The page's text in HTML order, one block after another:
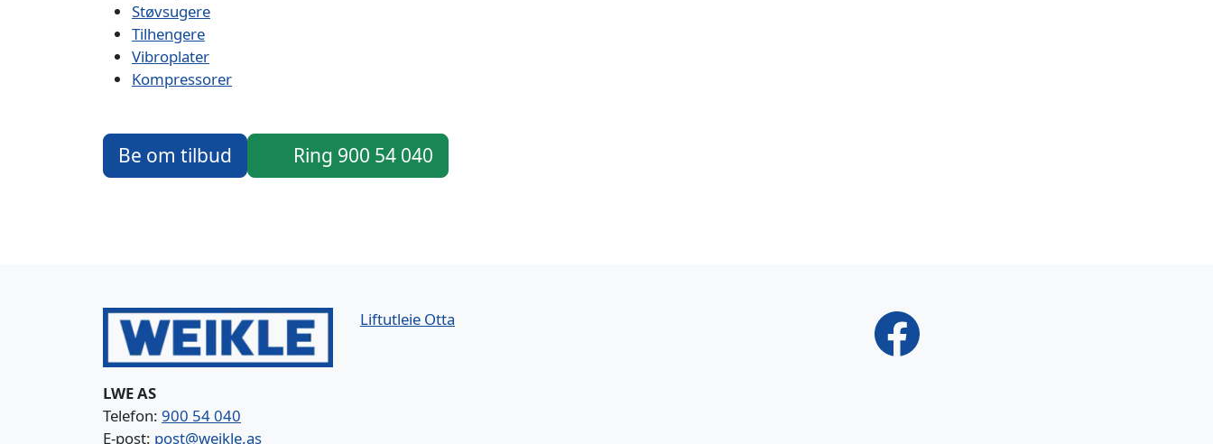
Støvsugere
Tilhengere
Vibroplater
Kompressorer
Be om tilbud Ring 900 54 040
LWE AS
Telefon: 900 54 040
E-post: post@weikle.as
Liftutleie Otta